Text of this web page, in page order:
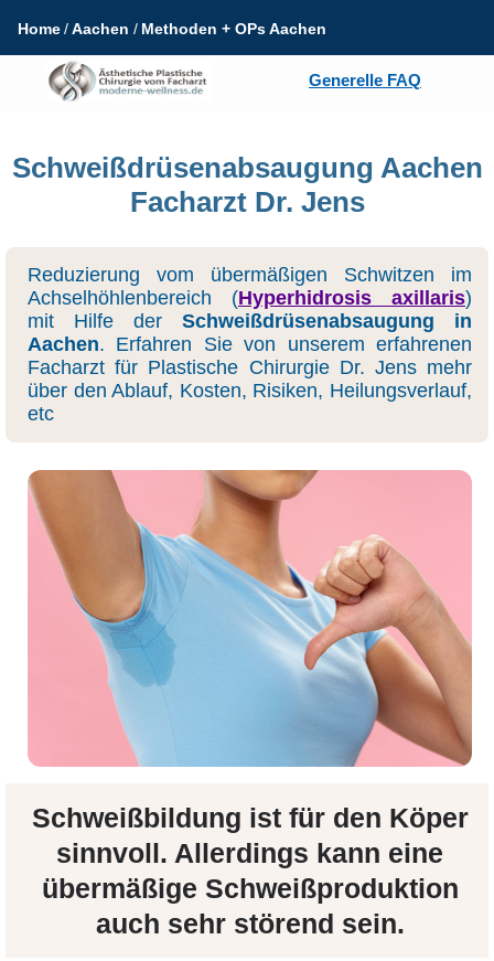
Generelle FAQ
Home Aachen Methoden + OPs Aachen
Schweißdrüsenabsaugung Aachen
Facharzt Dr. Jens
Reduzierung vom übermäßigen Schwitzen im
Achselhöhlenbereich (Hyperhidrosis axillaris)
mit Hilfe der Schweißdrüsenabsaugung in
Aachen. Erfahren Sie von unserem erfahrenen
Facharzt für Plastische Chirurgie Dr. Jens mehr
über den Ablauf, Kosten, Risiken, Heilungsverlauf,
etc
Schweißbildung ist für den Köper
sinnvoll. Allerdings kann eine
übermäßige Schweißproduktion
auch sehr störend sein.